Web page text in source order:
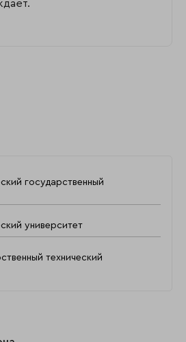
государственный
университет
технический